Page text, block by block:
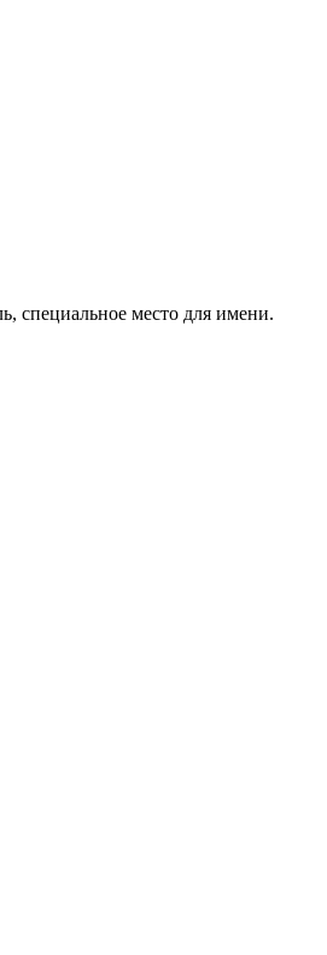
специальное место для имени.